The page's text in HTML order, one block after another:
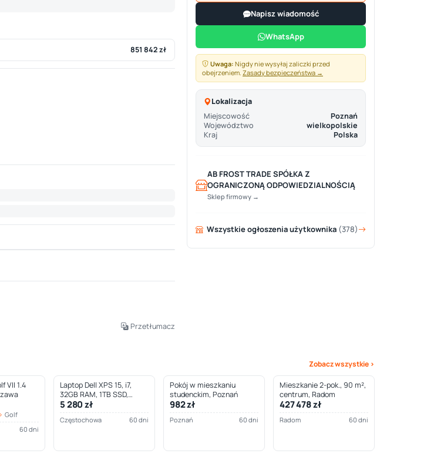
851 842 zł
Przetłumacz
Napisz wiadomość
WhatsApp
Uwaga: Nigdy nie wysyłaj zaliczki przed
obejrzeniem. Zasady bezpieczeństwa →
Lokalizacja
Miejscowość
Poznań
Województwo
wielkopolskie
Kraj
Polska
AB FROST TRADE SPÓŁKA Z
OGRANICZONĄ ODPOWIEDZIALNOŚCIĄ
Sklep firmowy →
Wszystkie ogłoszenia użytkownika (378)
Zobacz wszystkie ›
VII 1.4
Golf
60 dni
Laptop Dell XPS 15, i7,
32GB RAM, 1TB SSD,
Częstochowa
5 280 zł
Częstochowa 60 dni
Pokój w mieszkaniu
studenckim, Poznań
982 zł
Poznań 60 dni
Mieszkanie 2-pok., 90 m²,
centrum, Radom
427 478 zł
Radom 60 dni